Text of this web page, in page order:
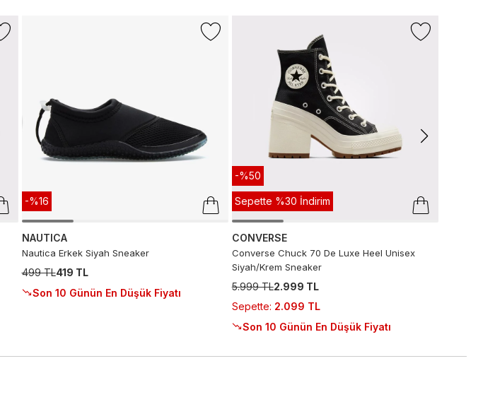
-%16
NAUTICA
Nautica Erkek Siyah Sneaker
499 TL419 TL
Son 10 Günün En Düşük Fiyatı
-%50
Sepette %30 İndirim
CONVERSE
Converse Chuck 70 De Luxe Heel Unisex
Siyah/Krem Sneaker
5.999 TL2.999 TL
Sepette: 2.099 TL
Son 10 Günün En Düşük Fiyatı